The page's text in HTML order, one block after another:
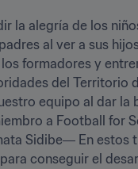
la alegría de los
al ver a sus
formadores y
del Territorio
equipo al dar la
a Football for
Sidibe― En estos
conseguir el